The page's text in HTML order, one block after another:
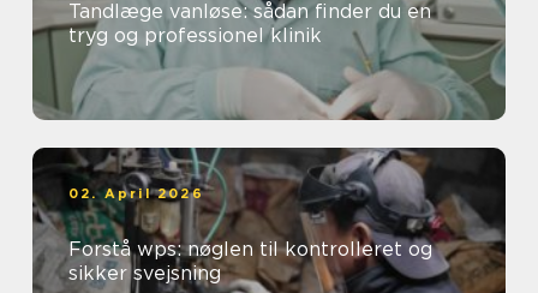
Tandlæge vanløse: sådan finder du en
tryg og professionel klinik
02. April 2026
Forstå wps: nøglen til kontrolleret og
sikker svejsning